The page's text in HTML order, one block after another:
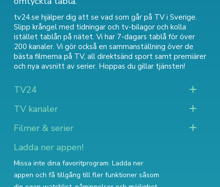
tv24.se hjälper dig att se vad som går på TV i Sverige.
Slipp krångel med tidningar och tv-bilagor och kolla
istället tablån på nätet. Vi har 7-dagars tablå för över
200 kanaler. Vi gör också en sammanställning över de
bästa filmerna på TV, all direktsänd sport samt premiärer
och nya avsnitt av serier. Hoppas du gillar tjänsten!
TV24
TV kanaler
Filmer & serier
Ladda ner appen!
Missa inte dina favoritprogram. Ladda ner
appen och få tillgång till fler funktioner såsom